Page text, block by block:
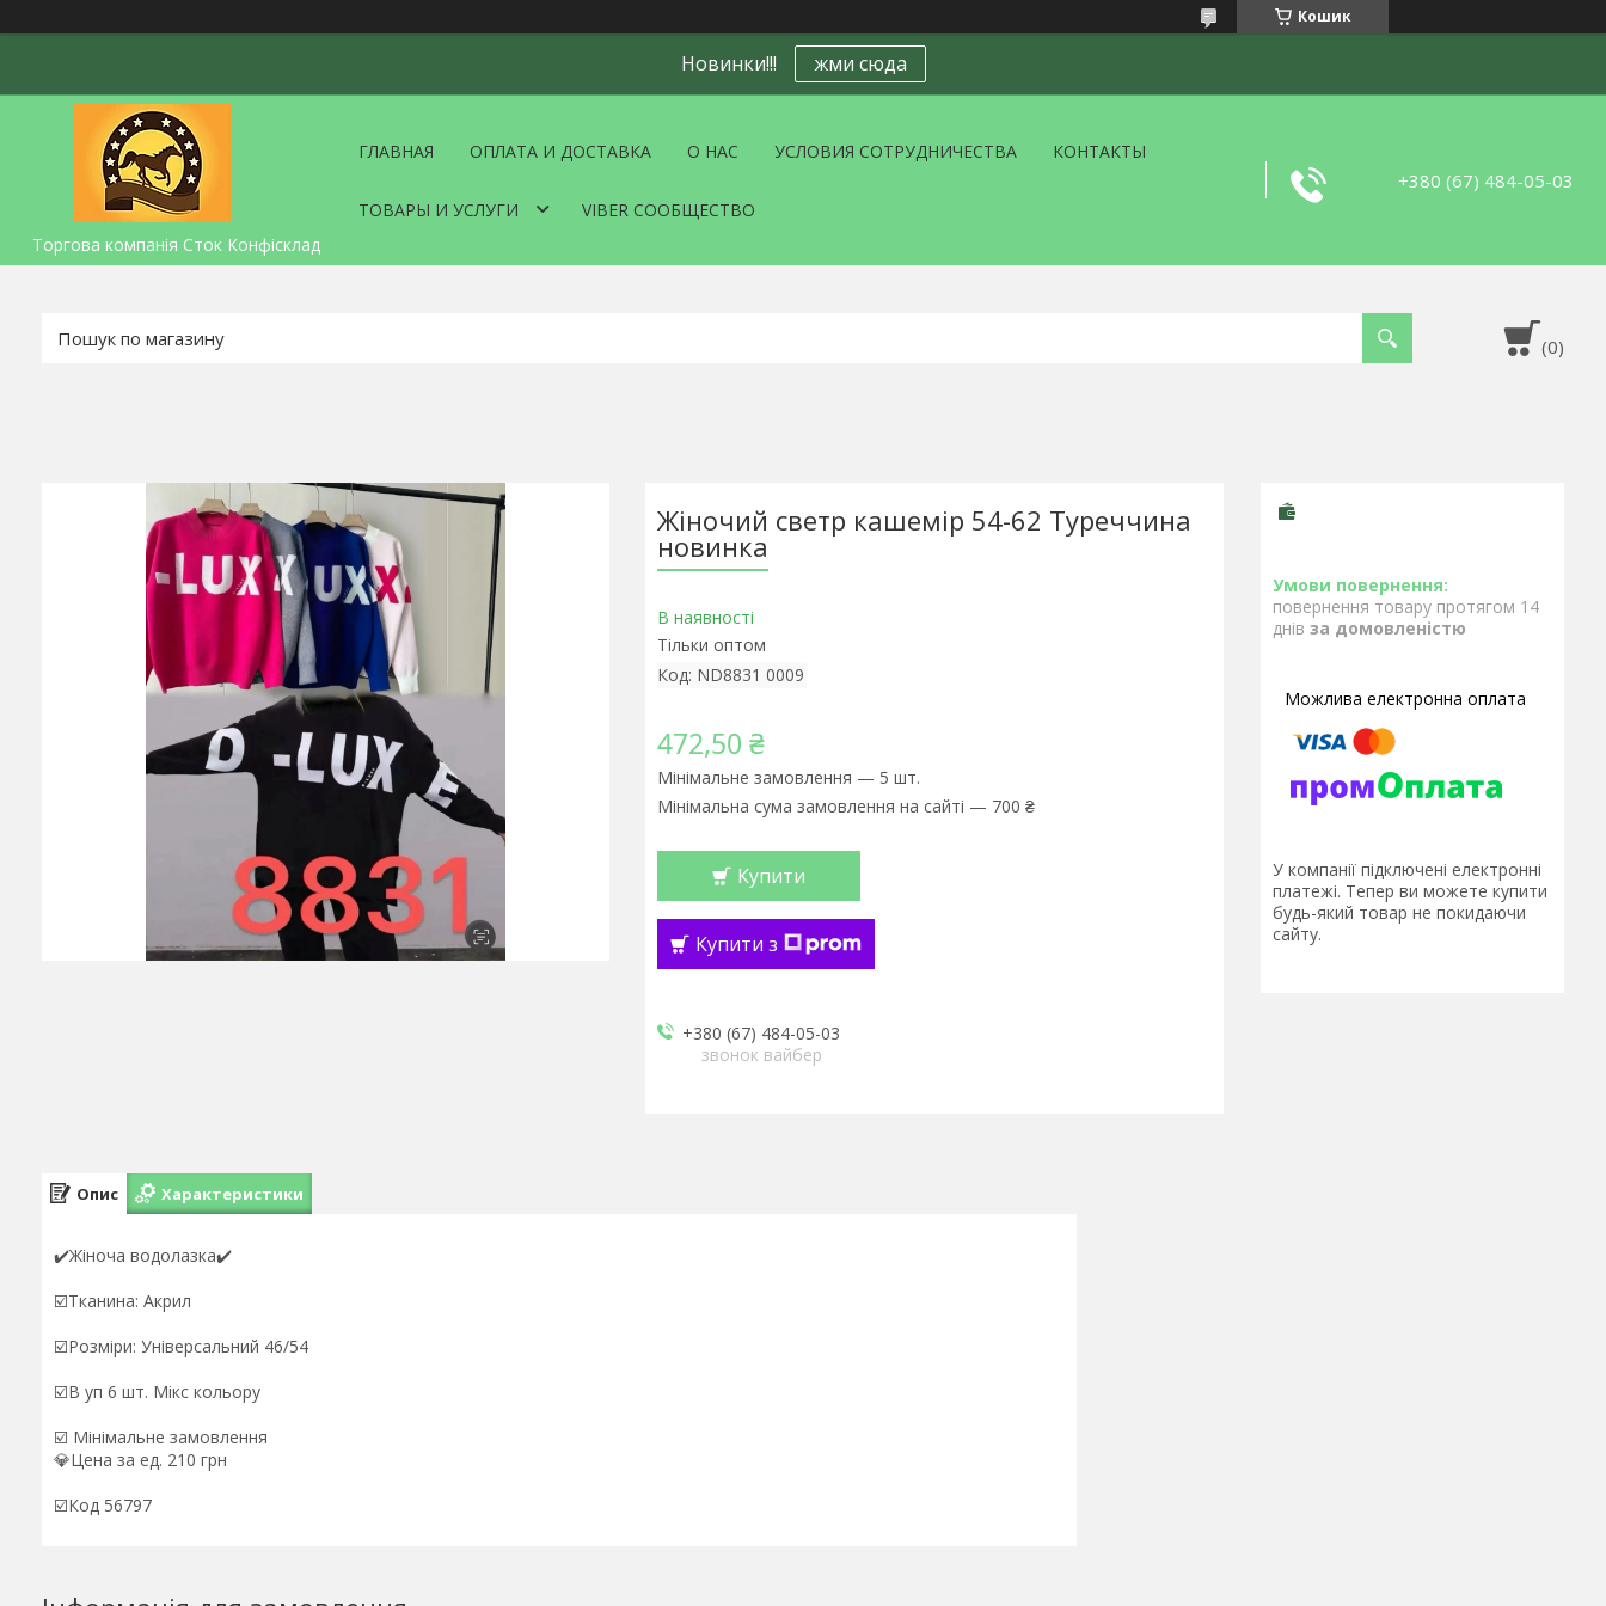
Кошик
Новинки!!! жми сюда
Торгова компанія Сток Конфісклад
ГЛАВНАЯ ОПЛАТА И ДОСТАВКА О НАС УСЛОВИЯ СОТРУДНИЧЕСТВА КОНТАКТЫ
ТОВАРЫ И УСЛУГИ VIBER СООБЩЕСТВО
+380 (67) 484-05-03
Жіночий светр кашемір 54-62 Туреччина
новинка
В наявності
Тільки оптом
Код: ND8831 0009
472,50 ₴
Мінімальне замовлення — 5 шт.
Мінімальна сума замовлення на сайті — 700 ₴
Купити
Купити з
+380 (67) 484-05-03
звонок вайбер
повернення товару протягом 14
днів за домовленістю
У компанії підключені електронні
платежі. Тепер ви можете купити
будь-який товар не покидаючи
сайту.
Опис Характеристики
✔️Жіноча водолазка✔️
☑️Тканина: Акрил
☑️Розміри: Універсальний 46/54
☑️В уп 6 шт. Мікс кольору
☑️ Мінімальне замовлення
💎Цена за ед. 210 грн
☑️Код 56797